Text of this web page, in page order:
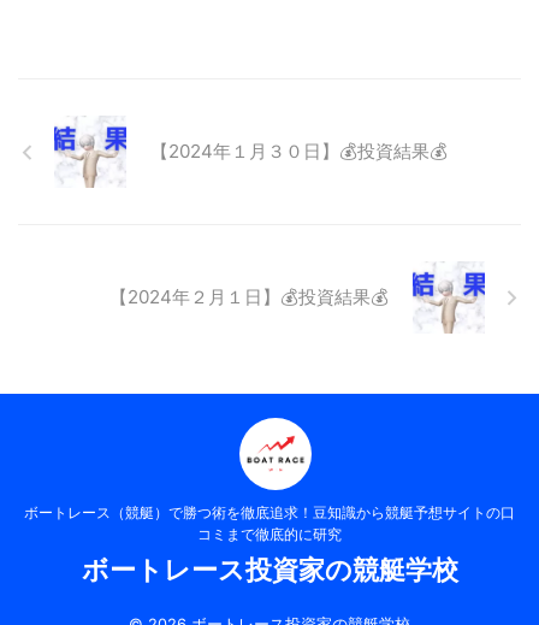
【2024年１月３０日】💰投資結果💰
【2024年２月１日】💰投資結果💰
ボートレース（競艇）で勝つ術を徹底追求！豆知識から競艇予想サイトの口
コミまで徹底的に研究
ボートレース投資家の競艇学校